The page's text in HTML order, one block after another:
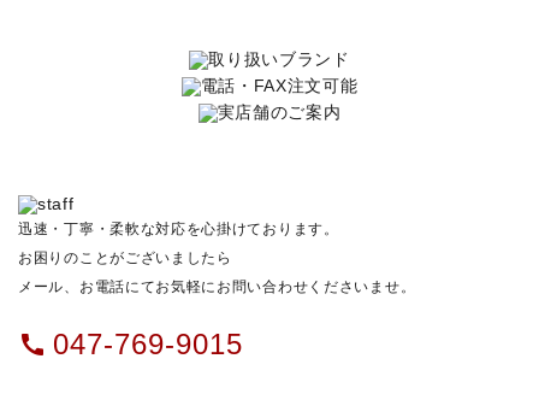
迅速・丁寧・柔軟な対応を心掛けております。
お困りのことがございましたら
メール、お電話にてお気軽にお問い合わせくださいませ。
call 047-769-9015